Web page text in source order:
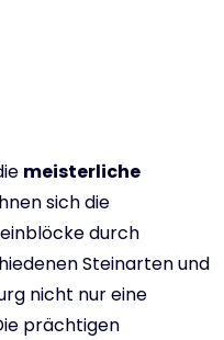
meisterliche
sich die
durch
Steinarten und
nicht nur eine
prächtigen